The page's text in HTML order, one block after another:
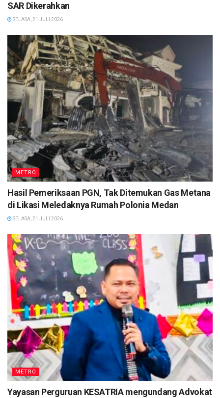
SAR Dikerahkan
SELASA, 21 JULI 2026
METRO
Hasil Pemeriksaan PGN, Tak Ditemukan Gas Metana
di Likasi Meledaknya Rumah Polonia Medan
SELASA, 21 JULI 2026
METRO
Yayasan Perguruan KESATRIA mengundang Advokat